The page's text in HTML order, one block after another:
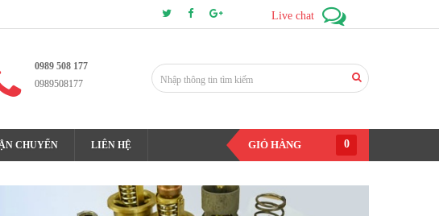
Live chat
0989 508 177
0989508177
CHUYỂN LIÊN HỆ GIỎ HÀNG 0